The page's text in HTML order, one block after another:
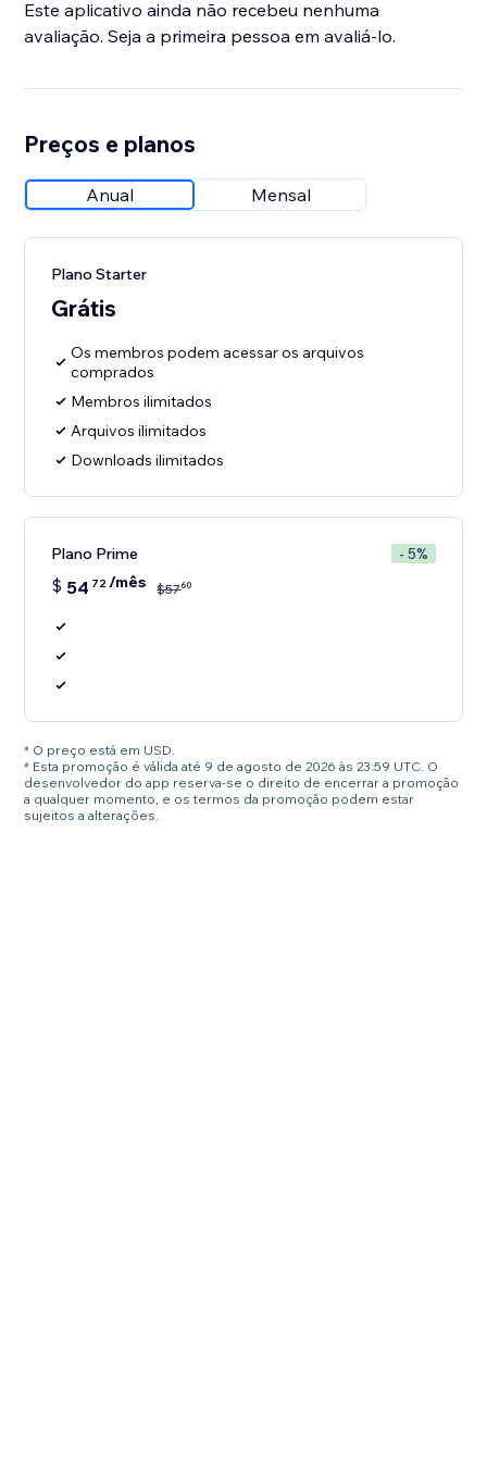
Este aplicativo ainda não recebeu nenhuma
avaliação. Seja a primeira pessoa em avaliá-lo.
Preços e planos
Anual Mensal
Plano Starter
Grátis
Os membros podem acessar os arquivos
comprados
Membros ilimitados
Arquivos ilimitados
Downloads ilimitados
Plano Prime - 5%
$ 54 72/mês $5760
* O preço está em USD.
* Esta promoção é válida até 9 de agosto de 2026 às 23:59 UTC. O
desenvolvedor do app reserva-se o direito de encerrar a promoção
a qualquer momento, e os termos da promoção podem estar
sujeitos a alterações.